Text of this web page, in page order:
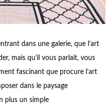
dans une galerie, que l’art
mais qu’il vous parlait, vous
fascinant que procure l’art
dans le paysage
plus un simple